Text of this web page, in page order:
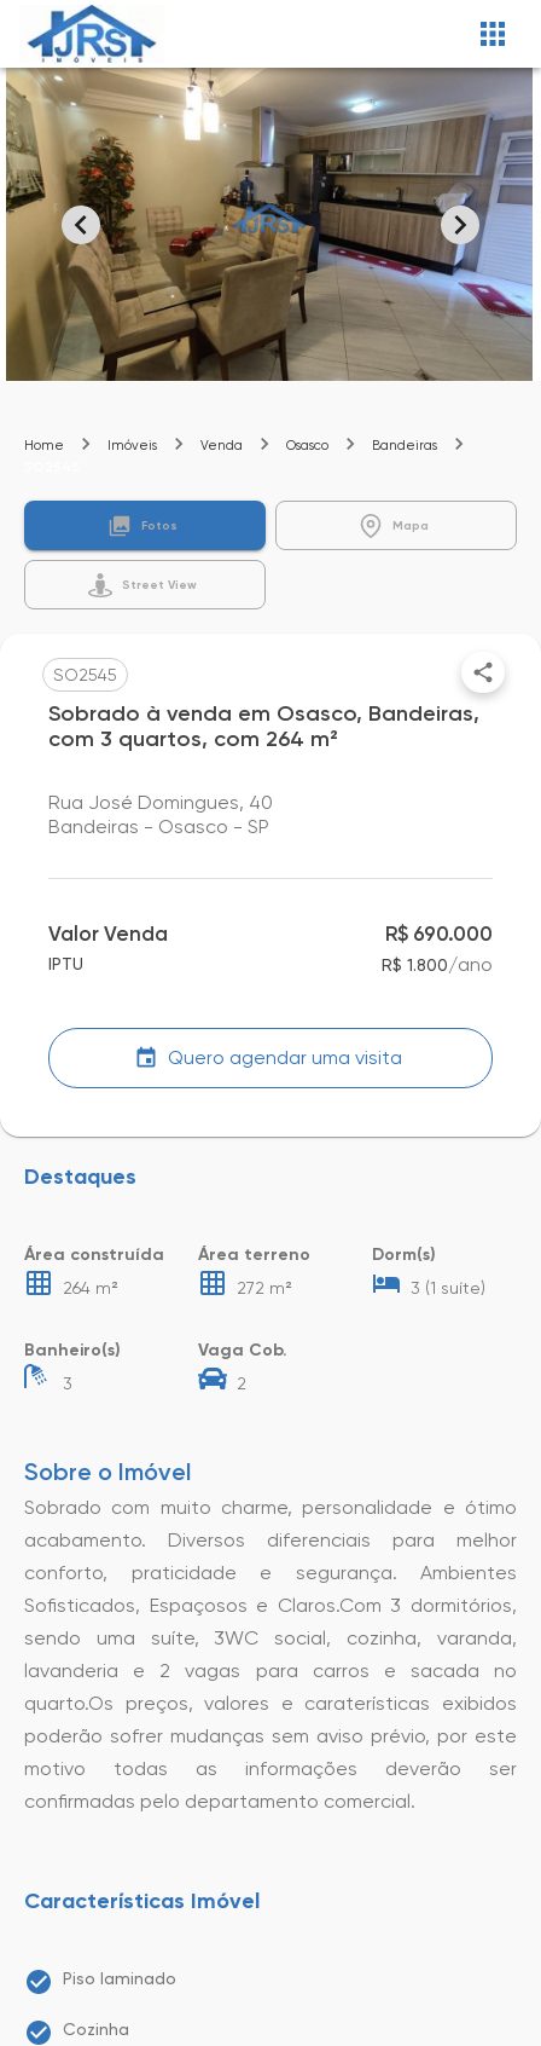
Home Imóveis Venda Osasco
Bandeiras
Fotos Mapa
Street View
SO2545
Sobrado à venda em Osasco, Bandeiras,
com 3 quartos, com 264 m²
Rua José Domingues, 40
Bandeiras - Osasco - SP
Valor Venda R$ 690.000
IPTU R$ 1.800/ano
Quero agendar uma visita
Destaques
Área construída
264 m²
Área terreno
272 m²
Dorm(s)
3 (1 suíte)
Banheiro(s)
3
Vaga Cob.
2
Sobre o Imóvel
Sobrado com muito charme, personalidade e ótimo
acabamento. Diversos diferenciais para melhor
conforto, praticidade e segurança. Ambientes
Sofisticados, Espaçosos e Claros.Com 3 dormitórios,
sendo uma suíte, 3WC social, cozinha, varanda,
lavanderia e 2 vagas para carros e sacada no
quarto.Os preços, valores e caraterísticas exibidos
poderão sofrer mudanças sem aviso prévio, por este
motivo todas as informações deverão ser
confirmadas pelo departamento comercial.
Características Imóvel
Piso laminado
Cozinha